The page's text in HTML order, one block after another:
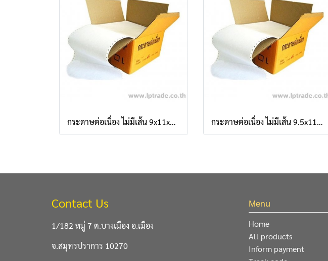
กระดาษต่อเนื่อง ไม่มีเส้น 9x11x1 ชั้น กระดาษต่อเนื่อง ไม่มีเส้น 9.5x11x1 ชั้น
Contact Us
1/182 หมู่ 7 ต.บางเมือง อ.เมือง
จ.สมุทรปราการ 10270
Menu
Home
All products
Inform payment